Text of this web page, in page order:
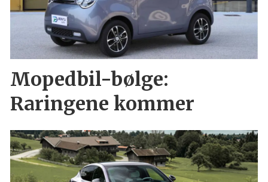
Mopedbil-bølge:
Raringene kommer